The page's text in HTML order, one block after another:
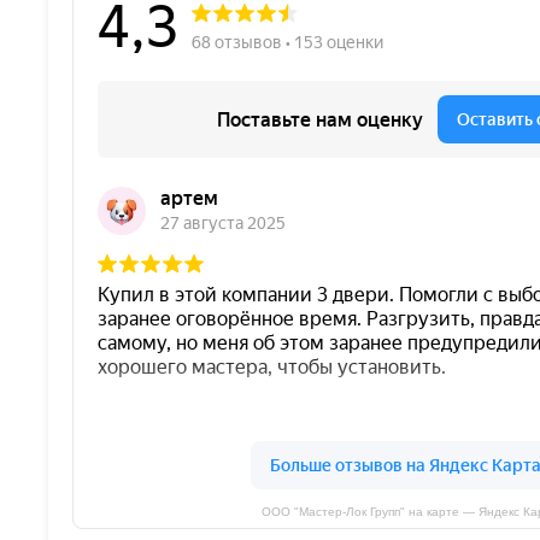
ООО "Мастер-Лок Групп" на карте — Яндекс